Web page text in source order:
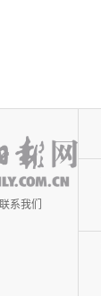
联系我们